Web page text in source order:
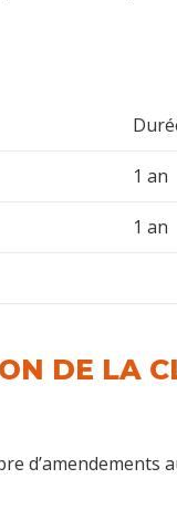
1 an
1 an
DE LA